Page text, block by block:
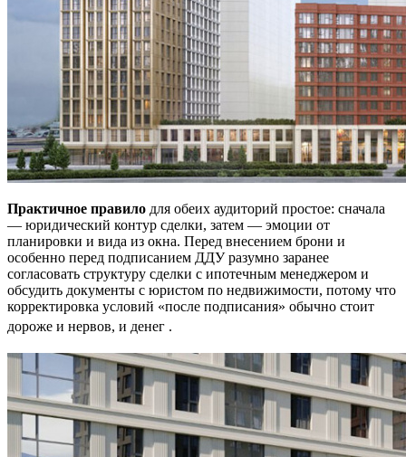
Практичное правило для обеих аудиторий простое: сначала
— юридический контур сделки, затем — эмоции от
планировки и вида из окна. Перед внесением брони и
особенно перед подписанием ДДУ разумно заранее
согласовать структуру сделки с ипотечным менеджером и
обсудить документы с юристом по недвижимости, потому что
корректировка условий «после подписания» обычно стоит
дороже и нервов, и денег .